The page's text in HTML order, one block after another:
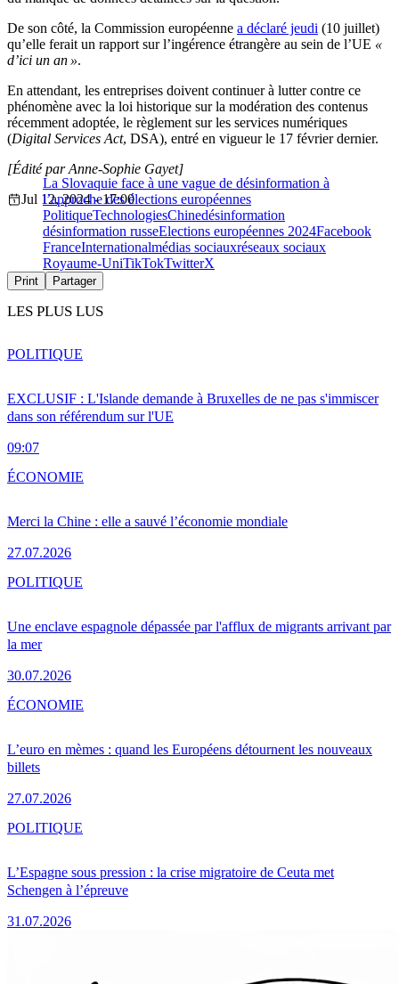
De son côté, la Commission européenne a déclaré jeudi (10 juillet)
qu’elle ferait un rapport sur l’ingérence étrangère au sein de l’UE «
d’ici un an ».
En attendant, les entreprises doivent continuer à lutter contre ce
phénomène avec la loi historique sur la modération des contenus
récemment adoptée, le règlement sur les services numériques
(Digital Services Act, DSA), entré en vigueur le 17 février dernier.
La Slovaquie face à une vague de désinformation à
l’approche des élections européennes
[Édité par Anne-Sophie Gayet]
Jul 12, 2024 - 17:00
PolitiqueTechnologiesChinedésinformation
désinformation russeElections européennes 2024Facebook
FranceInternationalmédias sociauxréseaux sociaux
Royaume-UniTikTokTwitterX
Print Partager
LES PLUS LUS
EXCLUSIF : L'Islande demande à Bruxelles de ne pas s'immiscer
dans son référendum sur l'UE
09:07
POLITIQUE
Merci la Chine : elle a sauvé l’économie mondiale
27.07.2026
ÉCONOMIE
Une enclave espagnole dépassée par l'afflux de migrants arrivant par
la mer
30.07.2026
POLITIQUE
L’euro en mèmes : quand les Européens détournent les nouveaux
billets
27.07.2026
ÉCONOMIE
L’Espagne sous pression : la crise migratoire de Ceuta met
Schengen à l’épreuve
31.07.2026
POLITIQUE